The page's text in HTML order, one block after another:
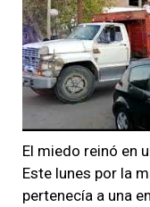
El miedo reinó en
Este lunes por la
pertenecía a una